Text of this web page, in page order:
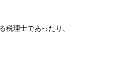
税理士であったり、